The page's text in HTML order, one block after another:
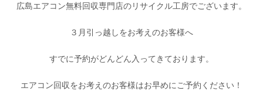
広島エアコン無料回収専門店のリサイクル工房でございます。
３月引っ越しをお考えのお客様へ
すでに予約がどんどん入ってきております。
エアコン回収をお考えのお客様はお早めにご予約ください！